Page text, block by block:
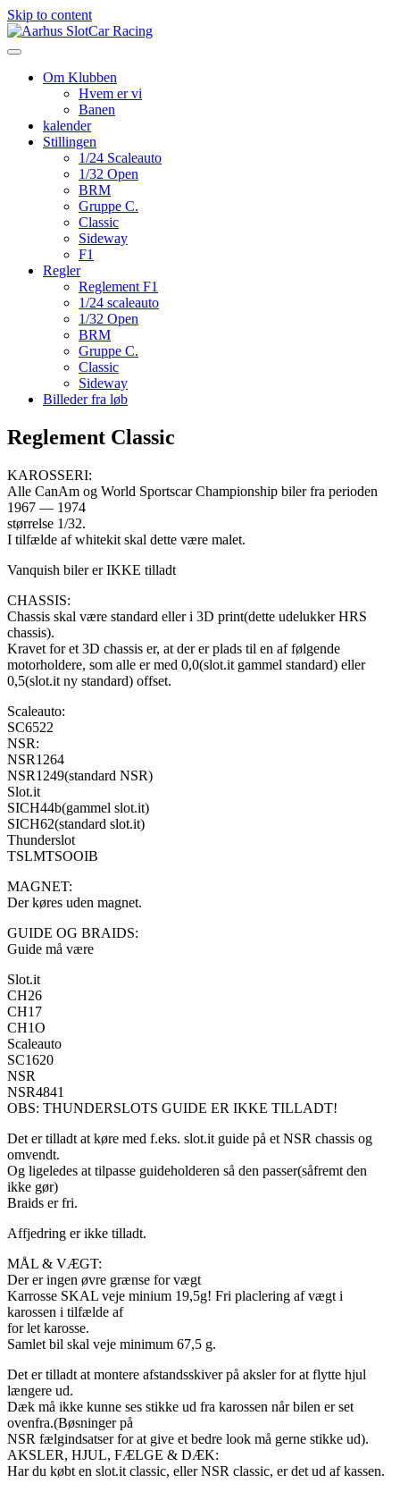
Skip to content
Om Klubben
Hvem er vi
Banen
kalender
Stillingen
1/24 Scaleauto
1/32 Open
BRM
Gruppe C.
Classic
Sideway
F1
Regler
Reglement F1
1/24 scaleauto
1/32 Open
BRM
Gruppe C.
Classic
Sideway
Billeder fra løb
Reglement Classic
KAROSSERI:
Alle CanAm og World Sportscar Championship biler fra perioden
1967 — 1974
størrelse 1/32.
I tilfælde af whitekit skal dette være malet.
Vanquish biler er IKKE tilladt
CHASSIS:
Chassis skal være standard eller i 3D print(dette udelukker HRS
chassis).
Kravet for et 3D chassis er, at der er plads til en af følgende
motorholdere, som alle er med 0,0(slot.it gammel standard) eller
0,5(slot.it ny standard) offset.
Scaleauto:
SC6522
NSR:
NSR1264
NSR1249(standard NSR)
Slot.it
SICH44b(gammel slot.it)
SICH62(standard slot.it)
Thunderslot
TSLMTSOOIB
MAGNET:
Der køres uden magnet.
GUIDE OG BRAIDS:
Guide må være
Slot.it
CH26
CH17
CH1O
Scaleauto
SC1620
NSR
NSR4841
OBS: THUNDERSLOTS GUIDE ER IKKE TILLADT!
Det er tilladt at køre med f.eks. slot.it guide på et NSR chassis og
omvendt.
Og ligeledes at tilpasse guideholderen så den passer(såfremt den
ikke gør)
Braids er fri.
Affjedring er ikke tilladt.
MÅL & VÆGT:
Der er ingen øvre grænse for vægt
Karrosse SKAL veje minium 19,5g! Fri placlering af vægt i
karossen i tilfælde af
for let karosse.
Samlet bil skal veje minimum 67,5 g.
Det er tilladt at montere afstandsskiver på aksler for at flytte hjul
længere ud.
Dæk må ikke kunne ses stikke ud fra karossen når bilen er set
ovenfra.(Bøsninger på
NSR fælgindsatser for at give et bedre look må gerne stikke ud).
AKSLER, HJUL, FÆLGE & DÆK:
Har du købt en slot.it classic, eller NSR classic, er det ud af kassen.